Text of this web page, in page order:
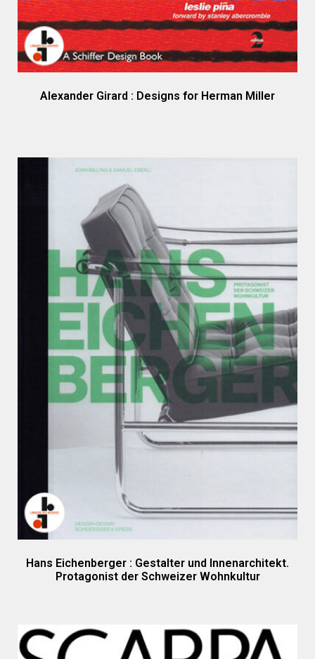
Alexander Girard : Designs for Herman Miller
Hans Eichenberger : Gestalter und Innenarchitekt.
Protagonist der Schweizer Wohnkultur